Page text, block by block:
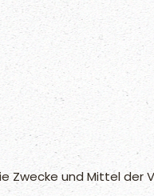
Zwecke und Mittel der